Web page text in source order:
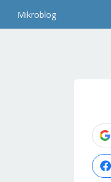
Mikroblog